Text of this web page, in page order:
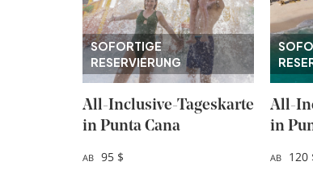
Punta Cana, Dominikanische Republik
Riviera Maya, Mexiko
Cancun, Mexiko
Fuerteventura, Spanien
Montego Bay, Jamaika
Lagos, Portugal
Lanzarote, Spanien
Riviera Nayarit, Mexiko
Puerto Plata, Dominikanische Republik
SOFORTIGE
RESERVIERUNG
All-Inclusive-Tageskarte
in Punta Cana
AB 95 $
All-
in
AB 120